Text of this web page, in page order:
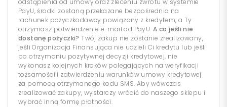
odstąpienia od umowy oraz zleceniu zwrotu w systemie
PayU, środki zostaną przekazane bezpośrednio na
rachunek pożyczkodawcy powiązany z kredytem, a Ty
otrzymasz potwierdzenie e-mail od PayU. A co jeśli nie
dostanę pożyczki? Twój zakup nie zostanie zrealizowany,
jeśli Organizacja Finansująca nie udzieli Ci kredytu lub jeśli
po otrzymaniu pozytywnej decyzji kredytowej, nie
wykonasz kolejnych kroków polegających na weryfikacji
tożsamości i zatwierdzeniu warunków umowy kredytowej
za pomocą otrzymanego kodu SMS. Aby wówczas
zrealizować zakupy, wystarczy wrócić do naszego sklepu i
wybrać inną formę płatności.